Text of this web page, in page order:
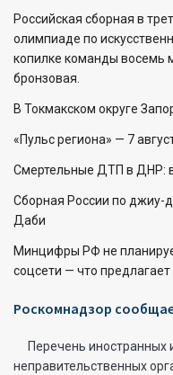
Российская сборная в
олимпиаде по
копилке команды восемь
бронзовая.
В Токмакском округе
«Пульс региона» — 7
Смертельные ДТП в ДНР:
Сборная России по джиу-
Даби
Минцифры РФ не
соцсети — что
Роскомнадзор
Перечень
неправительственных